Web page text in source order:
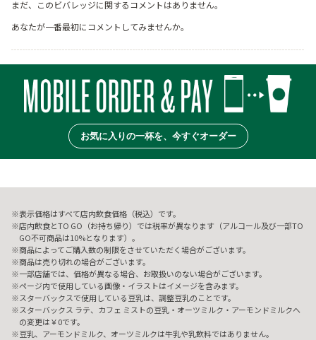
まだ、このビバレッジに関するコメントはありません。
あなたが一番最初にコメントしてみませんか。
お気に入りの一杯を、今すぐオーダー
表示価格はすべて店内飲食価格（税込）です。
店内飲食とTO GO（お持ち帰り）では税率が異なります（アルコール及び一部TO
GO不可商品は10%となります）。
商品によってご購入数の制限をさせていただく場合がございます。
商品は売り切れの場合がございます。
一部店舗では、価格が異なる場合、お取扱いのない場合がございます。
ページ内で使用している画像・イラストはイメージを含みます。
スターバックスで使用している豆乳は、調整豆乳のことです。
スターバックス ラテ、カフェ ミストの豆乳・オーツミルク・アーモンドミルクへ
の変更は￥0です。
豆乳、アーモンドミルク、オーツミルクは牛乳や乳飲料ではありません。